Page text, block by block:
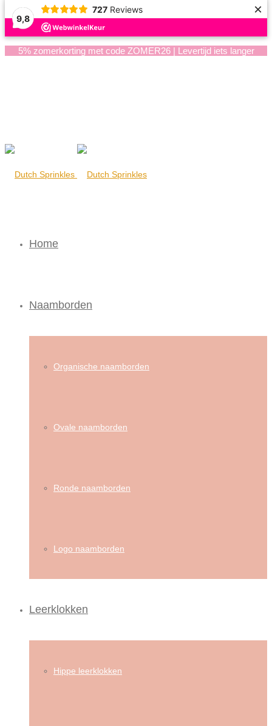
9,8
727 Reviews ×
5% zomerkorting met code ZOMER26 | Levertijd iets langer
Home
Naamborden
Organische naamborden
Ovale naamborden
Ronde naamborden
Logo naamborden
Leerklokken
Hippe leerklokken